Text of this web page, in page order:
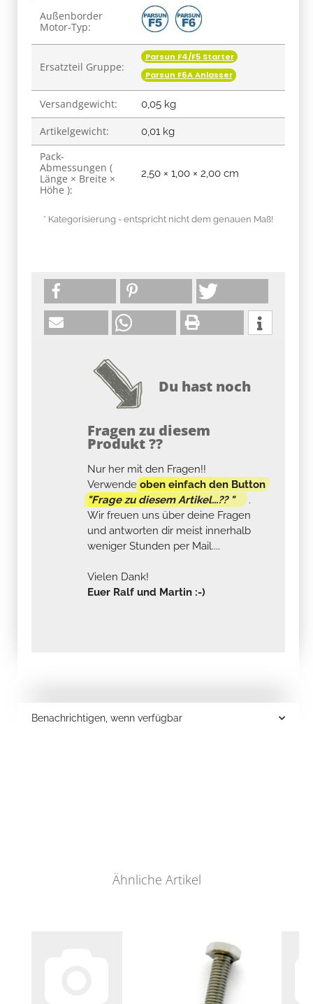
Produkteigenschaft
Wert
Außenborder
Motor-Typ:
Ersatzteil Gruppe:
Parsun F4/F5 Starter
Parsun F6A Anlasser
Versandgewicht: 0,05 kg
Artikelgewicht: 0,01 kg
Pack-
Abmessungen (
Länge × Breite ×
Höhe ):
2,50 × 1,00 × 2,00 cm
* Kategorisierung - entspricht nicht dem genauen Maß!
Du hast noch
Fragen zu diesem
Produkt ??
Nur her mit den Fragen!!
Verwendeoben einfach den Button
"Frage zu diesem Artikel...?? "
.
Wir freuen uns über deine Fragen
und antworten dir meist innerhalb
weniger Stunden per Mail....
Vielen Dank!
Euer Ralf und Martin :-)
Benachrichtigen, wenn verfügbar
Ähnliche Artikel